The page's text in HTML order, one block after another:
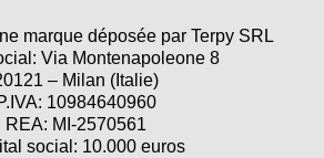
marque déposée par Terpy SRL
Via Montenapoleone 8
– Milan (Italie)
10984640960
REA: MI-2570561
social: 10.000 euros